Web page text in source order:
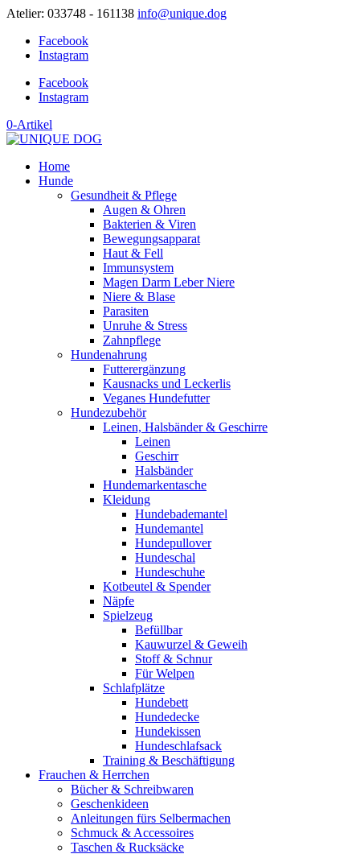
Atelier: 033748 - 161138 info@unique.dog
Facebook
Instagram
Facebook
Instagram
0-Artikel
Home
Hunde
Gesundheit & Pflege
Augen & Ohren
Bakterien & Viren
Bewegungsapparat
Haut & Fell
Immunsystem
Magen Darm Leber Niere
Niere & Blase
Parasiten
Unruhe & Stress
Zahnpflege
Hundenahrung
Futterergänzung
Kausnacks und Leckerlis
Veganes Hundefutter
Hundezubehör
Leinen, Halsbänder & Geschirre
Leinen
Geschirr
Halsbänder
Hundemarkentasche
Kleidung
Hundebademantel
Hundemantel
Hundepullover
Hundeschal
Hundeschuhe
Kotbeutel & Spender
Näpfe
Spielzeug
Befüllbar
Kauwurzel & Geweih
Stoff & Schnur
Für Welpen
Schlafplätze
Hundebett
Hundedecke
Hundekissen
Hundeschlafsack
Training & Beschäftigung
Frauchen & Herrchen
Bücher & Schreibwaren
Geschenkideen
Anleitungen fürs Selbermachen
Schmuck & Accessoires
Taschen & Rucksäcke